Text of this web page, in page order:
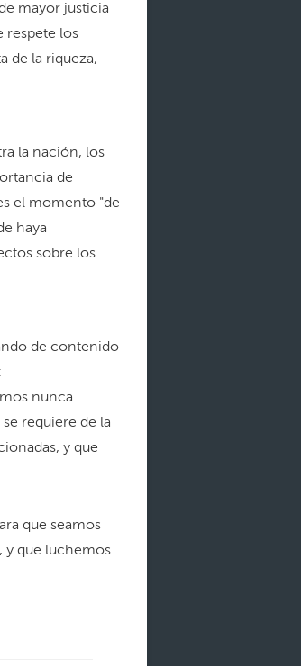
mayor justicia
respete los
de la riqueza,
la nación, los
de
el momento "de
haya
sobre los
de contenido
nunca
requiere de la
y que
que seamos
y que luchemos